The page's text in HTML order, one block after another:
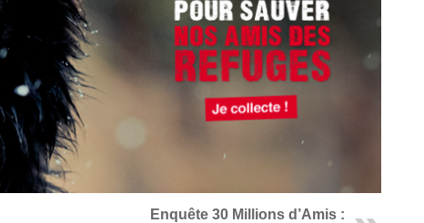
Enquête 30 Millions d’Amis :